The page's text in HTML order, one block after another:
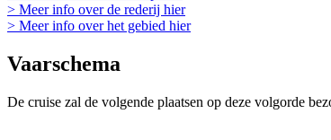
> Meer info over de rederij hier
> Meer info over het gebied hier
Vaarschema
De cruise zal de volgende plaatsen op deze volgorde